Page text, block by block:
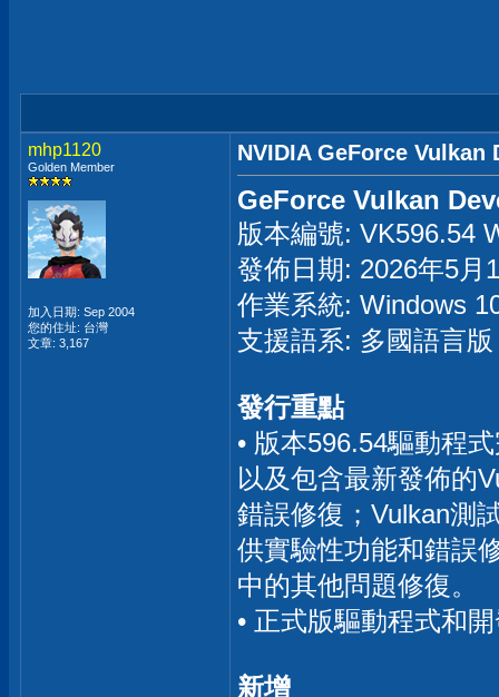
mhp1120
Golden Member
加入日期: Sep 2004
您的住址: 台灣
文章: 3,167
NVIDIA GeForce Vulkan
GeForce Vulkan
版本編號: VK596.54
發佈日期: 2026年5月
作業系統: Windows
支援語系: 多國語言版
發行重點
• 版本596.54驅動程
以及包含最新發佈的
錯誤修復；Vulkan測
供實驗性功能和錯誤
中的其他問題修復。
• 正式版驅動程式和
新增